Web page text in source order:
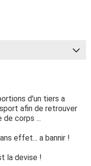
d'un tiers a
afin de retrouver
corps ...
effet... a bannir !
la devise !